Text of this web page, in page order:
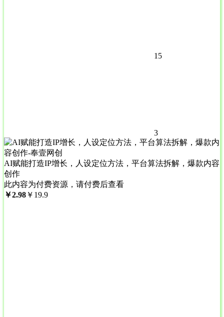
15
3
AI赋能打造IP增长，人设定位方法，平台算法拆解，爆款内容
创作
此内容为付费资源，请付费后查看
￥2.98 ￥ 19.9